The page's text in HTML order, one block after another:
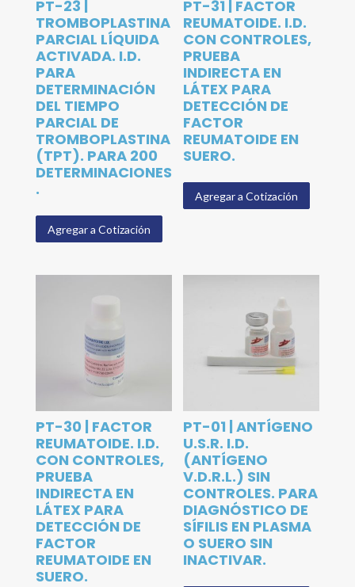
PT-23 |
TROMBOPLASTINA
PARCIAL LÍQUIDA
ACTIVADA. I.D.
PARA
DETERMINACIÓN
DEL TIEMPO
PARCIAL DE
TROMBOPLASTINA
(TPT). PARA 200
DETERMINACIONES
.
Agregar a Cotización
PT-31 | FACTOR
REUMATOIDE. I.D.
CON CONTROLES,
PRUEBA
INDIRECTA EN
LÁTEX PARA
DETECCIÓN DE
FACTOR
REUMATOIDE EN
SUERO.
Agregar a Cotización
PT-30 | FACTOR
REUMATOIDE. I.D.
CON CONTROLES,
PRUEBA
INDIRECTA EN
LÁTEX PARA
DETECCIÓN DE
FACTOR
REUMATOIDE EN
SUERO.
PT-01 | ANTÍGENO
U.S.R. I.D.
(ANTÍGENO
V.D.R.L.) SIN
CONTROLES. PARA
DIAGNÓSTICO DE
SÍFILIS EN PLASMA
O SUERO SIN
INACTIVAR.